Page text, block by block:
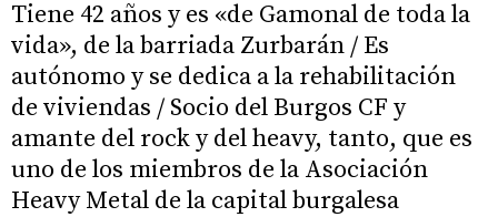
Tiene 42 años y es «de Gamonal de toda la
vida», de la barriada Zurbarán / Es
autónomo y se dedica a la rehabilitación
de viviendas / Socio del Burgos CF y
amante del rock y del heavy, tanto, que es
uno de los miembros de la Asociación
Heavy Metal de la capital burgalesa